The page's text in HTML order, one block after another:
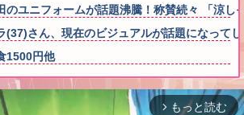
のユニフォームが話題沸騰！称賛続々 「涼
(37)さん、現在のビジュアルが話題になって
1500円他
arrow_forward_ios もっと読む